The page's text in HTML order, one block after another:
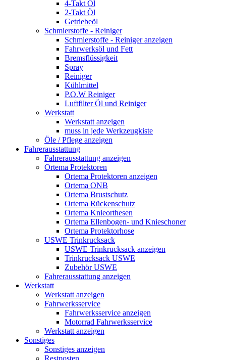
4-Takt Öl
2-Takt Öl
Getriebeöl
Schmierstoffe - Reiniger
Schmierstoffe - Reiniger anzeigen
Fahrwerksöl und Fett
Bremsflüssigkeit
Spray
Reiniger
Kühlmittel
P.O.W Reiniger
Luftfilter Öl und Reiniger
Werkstatt
Werkstatt anzeigen
muss in jede Werkzeugkiste
Öle / Pflege anzeigen
Fahrerausstattung
Fahrerausstattung anzeigen
Ortema Protektoren
Ortema Protektoren anzeigen
Ortema ONB
Ortema Brustschutz
Ortema Rückenschutz
Ortema Knieorthesen
Ortema Ellenbogen- und Knieschoner
Ortema Protektorhose
USWE Trinkrucksack
USWE Trinkrucksack anzeigen
Trinkrucksack USWE
Zubehör USWE
Fahrerausstattung anzeigen
Werkstatt
Werkstatt anzeigen
Fahrwerksservice
Fahrwerksservice anzeigen
Motorrad Fahrwerksservice
Werkstatt anzeigen
Sonstiges
Sonstiges anzeigen
Restposten